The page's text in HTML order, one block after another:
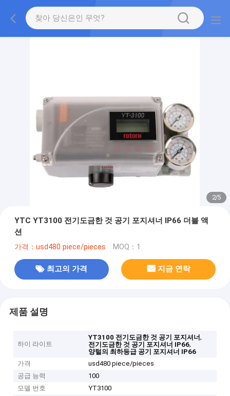
2/5
YTC YT3100 전기도금한 것 공기 포지셔너 IP66 더블 액
션
가격：usd480 piece/pieces MOQ：1
최고의 가격 지금 연락
제품 설명
하이 라이트
YT3100 전기도금한 것 공기 포지셔너,
전기도금한 것 공기 포지셔너 IP66,
양털의 최하등급 공기 포지셔너 IP66
가격
usd480 piece/pieces
공급 능력
100
모델 번호
YT3100